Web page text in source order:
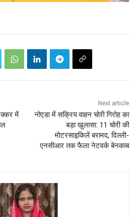
में
Next article
नोएडा में सक्रिय वाहन चोरी गिरोह का
बड़ा खुलासा: 11 चोरी की
मोटरसाइकिलें बरामद, दिल्ली-
एनसीआर तक फैला नेटवर्क बेनकाब